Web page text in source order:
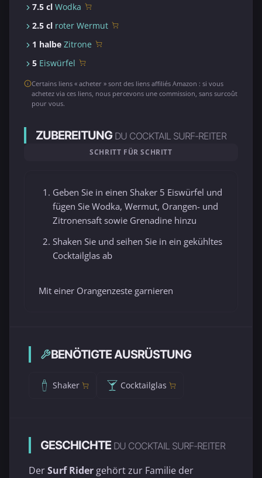
7.5 cl Wodka
2.5 cl roter Wermut
1 halbe Zitrone
5 Eiswürfel
Certains liens « acheter » sont des liens affiliés Amazon : si vous
achetez via ces liens, nous percevons une commission, sans surcoût
pour vous.
ZUBEREITUNG DU COCKTAIL SURF-REITER
SCHRITT FÜR SCHRITT
Geben Sie in einen Shaker 5 Eiswürfel und
fügen Sie Wodka, Wermut, Orangen- und
Zitronensaft sowie Grenadine hinzu
Shaken Sie und seihen Sie in ein gekühltes
Cocktailglas ab
Mit einer Orangenzeste garnieren
BENÖTIGTE AUSRÜSTUNG
Shaker Cocktailglas
GESCHICHTE DU COCKTAIL SURF-REITER
DerSurf Rider gehört zur Familie der